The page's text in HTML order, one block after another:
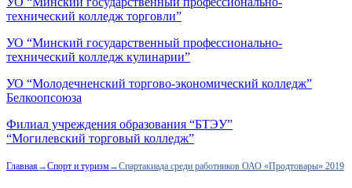
технический колледж торговли”
УО “Минский государственный профессионально-
технический колледж кулинарии”
УО “Молодечненский торгово-экономический колледж”
Белкоопсоюза
Филиал учреждения образования “БТЭУ”
“Могилевский торговый колледж”
Главная→Спорт и туризм→Спартакиада среди работников ОАО «Продтовары» 2019